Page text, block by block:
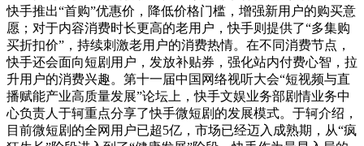
快手推出“首购”优惠价，降低价格门槛，增强新用户的购买意
愿；对于内容消费时长更高的老用户，快手则提供了“多集购
买折扣价”，持续刺激老用户的消费热情。在不同消费节点，
快手还会面向短剧用户，发放补贴券，强化站内付费心智，拉
升用户的消费兴趣。第十一届中国网络视听大会“短视频与直
播赋能产业高质量发展”论坛上，快手文娱业务部剧情业务中
心负责人于轲重点分享了快手微短剧的发展模式。于轲介绍，
目前微短剧的全网用户已超5亿，市场已经迈入成熟期，从“疯